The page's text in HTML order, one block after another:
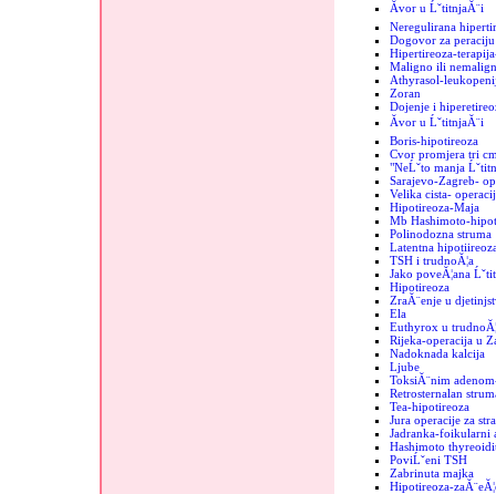
Ăvor u ĹˇtitnjaĂ¨i
Neregulirana
Dogovor za peraciju
Hipertireoza-
Maligno ili
Athyrasol-
Zoran
Dojenje i
Ăvor u ĹˇtitnjaĂ¨i
Boris-hipotireoza
Cvor promjera tri
"NeĹˇto manja
Sarajevo-Zagreb-
Velika cista-
Hipotireoza-Maja
Mb Hashimoto-
Polinodozna struma
Latentna
TSH i trudnoĂ¦a
Jako poveĂ¦ana
Hipotireoza
ZraĂ¨enje u
Ela
Euthyrox u
Rijeka-operacija u
Nadoknada kalcija
Ljube
ToksiĂ¨nim
Retrosternalan
Tea-hipotireoza
Jura operacije za
Jadranka-foikularni
Hashimoto
PoviĹˇeni TSH
Zabrinuta majka
Hipotireoza-